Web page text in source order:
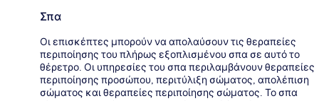
Σπα
Οι επισκέπτες μπορούν να απολαύσουν τις θεραπείες
περιποίησης του πλήρως εξοπλισμένου σπα σε αυτό το
θέρετρο. Οι υπηρεσίες του σπα περιλαμβάνουν θεραπείες
περιποίησης προσώπου, περιτύλιξη σώματος, απολέπιση
σώματος και θεραπείες περιποίησης σώματος. Το σπα